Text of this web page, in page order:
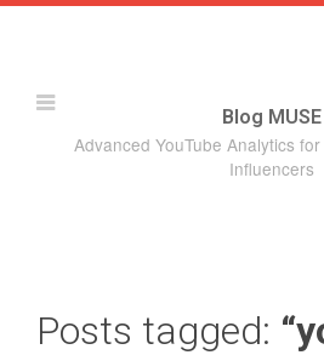
Blog MUSE
Advanced YouTube Analytics
Influencers
Posts tagged: